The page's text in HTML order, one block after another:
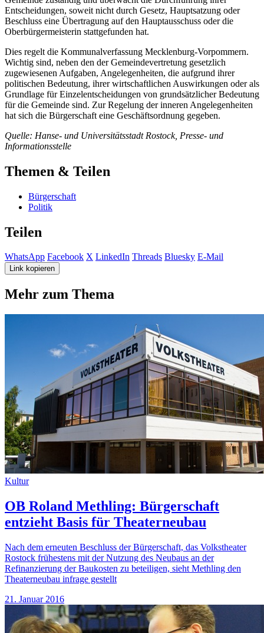
Entscheidungen, soweit nicht durch Gesetz, Hauptsatzung oder
Beschluss eine Übertragung auf den Hauptausschuss oder die
Oberbürgermeisterin stattgefunden hat.
Dies regelt die Kommunalverfassung Mecklenburg-Vorpommern.
Wichtig sind, neben den der Gemeindevertretung gesetzlich
zugewiesenen Aufgaben, Angelegenheiten, die aufgrund ihrer
politischen Bedeutung, ihrer wirtschaftlichen Auswirkungen oder als
Grundlage für Einzelentscheidungen von grundsätzlicher Bedeutung
für die Gemeinde sind. Zur Regelung der inneren Angelegenheiten
hat sich die Bürgerschaft eine Geschäftsordnung gegeben.
Quelle: Hanse- und Universitätsstadt Rostock, Presse- und
Informationsstelle
Themen & Teilen
Bürgerschaft
Politik
Teilen
WhatsApp Facebook X LinkedIn Threads Bluesky E-Mail
Link kopieren
Mehr zum Thema
Kultur
OB Roland Methling: Bürgerschaft
entzieht Basis für Theaterneubau
Nach dem erneuten Beschluss der Bürgerschaft, das Volkstheater
Rostock frühestens mit der Nutzung des Neubaus an der
Refinanzierung der Baukosten zu beteiligen, sieht Methling den
Theaterneubau infrage gestellt
21. Januar 2016